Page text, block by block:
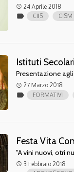
access_time 24 Aprile 2018
label CIIS CISM
Istituti
Presentazione agli
access_time 27 Marzo 2018
label FORMATIVI
Festa Vita
"A vini nuovi, otri
access_time 3 Febbraio 2018